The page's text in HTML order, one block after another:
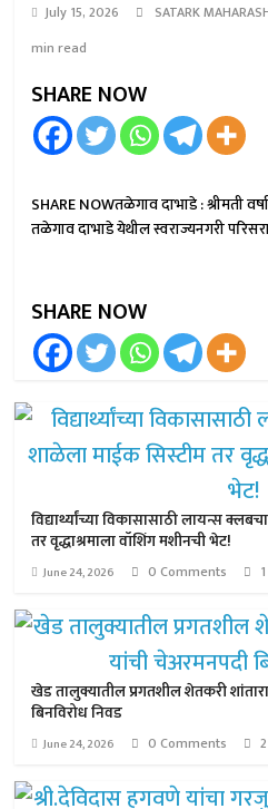
July 15, 2026 SATARK
min read
SHARE NOW
SHARE NOWतळेगाव दाभाडे : श्रीमती
तळेगाव दाभाडे येथील स्वराज्यनगरी
SHARE NOW
विद्यार्थ्यांच्या विकासासाठी लायन्स
तर वृद्धाश्रमाला वॉशिंग मशीनची भेट!
June 24, 2026 0 Comments
खेड तालुक्यातील प्रगतशील शेतकरी
बिनविरोध निवड
June 24, 2026 0 Comments